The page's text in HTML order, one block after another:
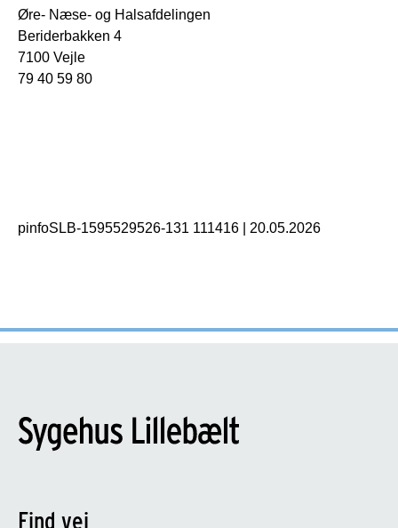
Øre- Næse- og Halsafdelingen
Beriderbakken 4
7100 Vejle
79 40 59 80
pinfoSLB-1595529526-131 111416 20.05.2026
Find vej